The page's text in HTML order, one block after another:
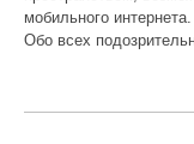
мобильного интернета.
Обо всех